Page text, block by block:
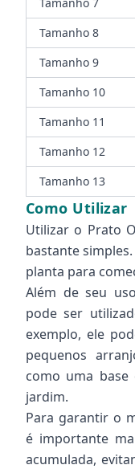
Tamanho 8
Tamanho 9
Tamanho 10
Tamanho 11
Tamanho 12
Tamanho 13
Como Utilizar
Utilizar o Prato
bastante
planta para
Além de seu
pode ser
exemplo, ele
pequenos
como uma base
jardim.
Para garantir o
é importante
acumulada,